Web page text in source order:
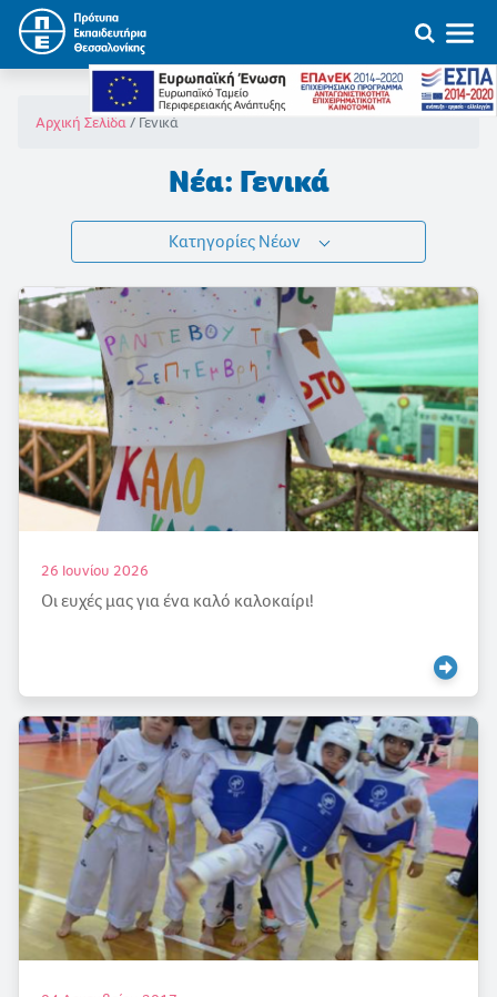
Αρχική Σελίδα Γενικά
Νέα: Γενικά
Κατηγορίες Νέων
26 Ιουνίου 2026
Οι ευχές μας για ένα καλό καλοκαίρι!